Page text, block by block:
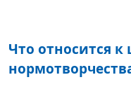
Что относится